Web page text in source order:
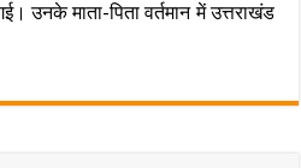
उनके माता-पिता वर्तमान में उत्तराखंड